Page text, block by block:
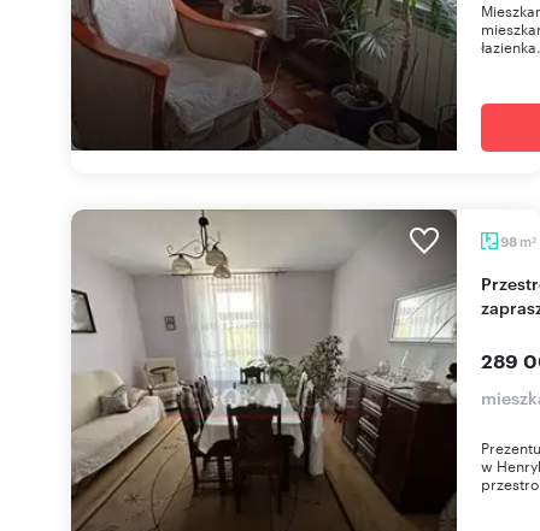
98 m2
Przestronne 98 m2 z ogrodem i garażem,
289
w